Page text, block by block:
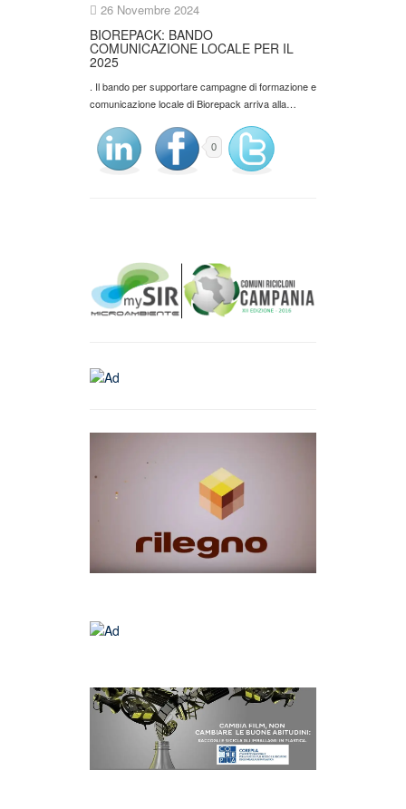
26 Novembre 2024
BIOREPACK: BANDO
COMUNICAZIONE LOCALE PER IL
2025
. Il bando per supportare campagne di formazione e
comunicazione locale di Biorepack arriva alla…
0